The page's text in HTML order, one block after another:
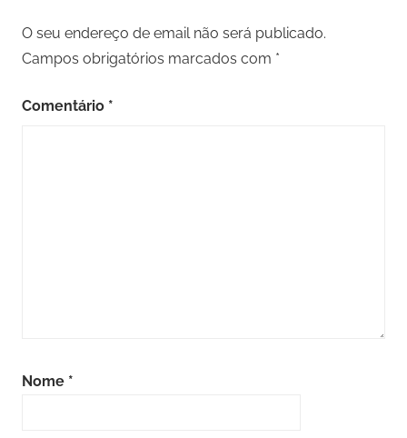
O seu endereço de email não será publicado.
Campos obrigatórios marcados com *
Comentário *
Nome *